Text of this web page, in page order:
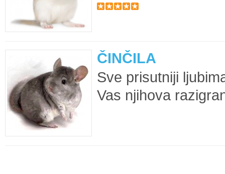
ČINČILA
Sve prisutniji
Vas njihova